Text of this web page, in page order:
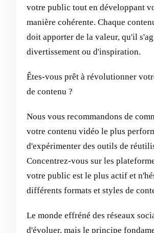
votre public tout en développant
manière cohérente. Chaque
doit apporter de la valeur, qu'il
divertissement ou d'inspiration.
Êtes-vous prêt à révolutionner
de contenu ?
Nous vous recommandons de
votre contenu vidéo le plus
d'expérimenter des outils de
Concentrez-vous sur les
votre public est le plus actif et
différents formats et styles de
Le monde effréné des réseaux
d'évoluer, mais le principe